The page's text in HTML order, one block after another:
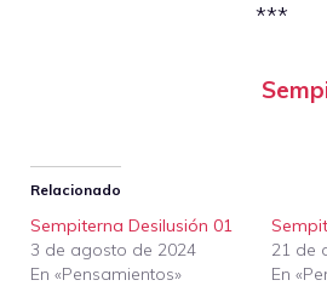
***
Relacionado
Sempiterna Desilusión 01
3 de agosto de 2024
En «Pensamientos»
21 de
En